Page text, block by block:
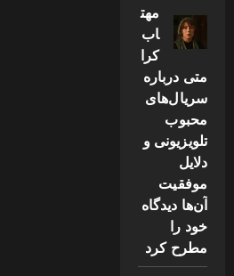
مهت
اب
کرا
متی درباره
سریال‌های
محبوب
تلویزیونی و
دلایل
موفقیت
آن‌ها دیدگاه
خود را
مطرح کرد